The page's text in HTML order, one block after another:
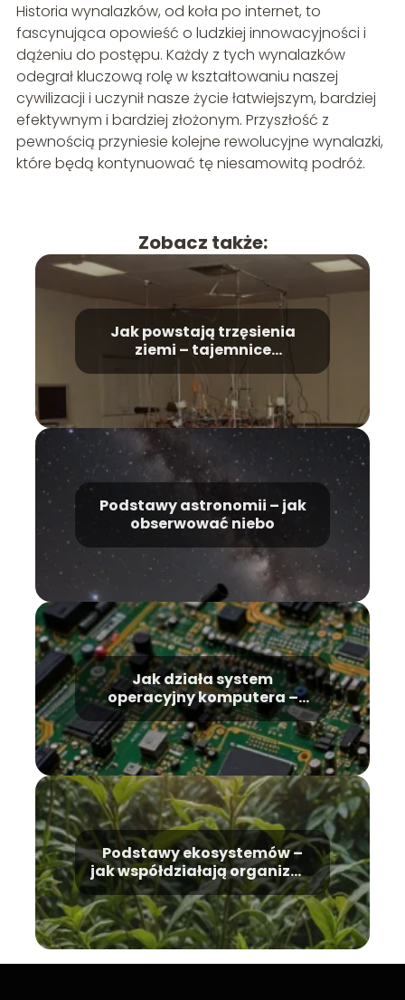
Historia wynalazków, od koła po internet, to
fascynująca opowieść o ludzkiej innowacyjności i
dążeniu do postępu. Każdy z tych wynalazków
odegrał kluczową rolę w kształtowaniu naszej
cywilizacji i uczynił nasze życie łatwiejszym, bardziej
efektywnym i bardziej złożonym. Przyszłość z
pewnością przyniesie kolejne rewolucyjne wynalazki,
które będą kontynuować tę niesamowitą podróż.
Zobacz także:
Jak powstają trzęsienia
ziemi – tajemnice
Podstawy astronomii – jak
obserwować niebo
Jak działa system
operacyjny komputera –
podstawowe informacje
Podstawy ekosystemów –
jak współdziałają organizmy
i środowisko